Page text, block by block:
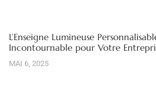
L’Enseigne Lumineuse
Incontournable pour Votre
MAI 6, 2025